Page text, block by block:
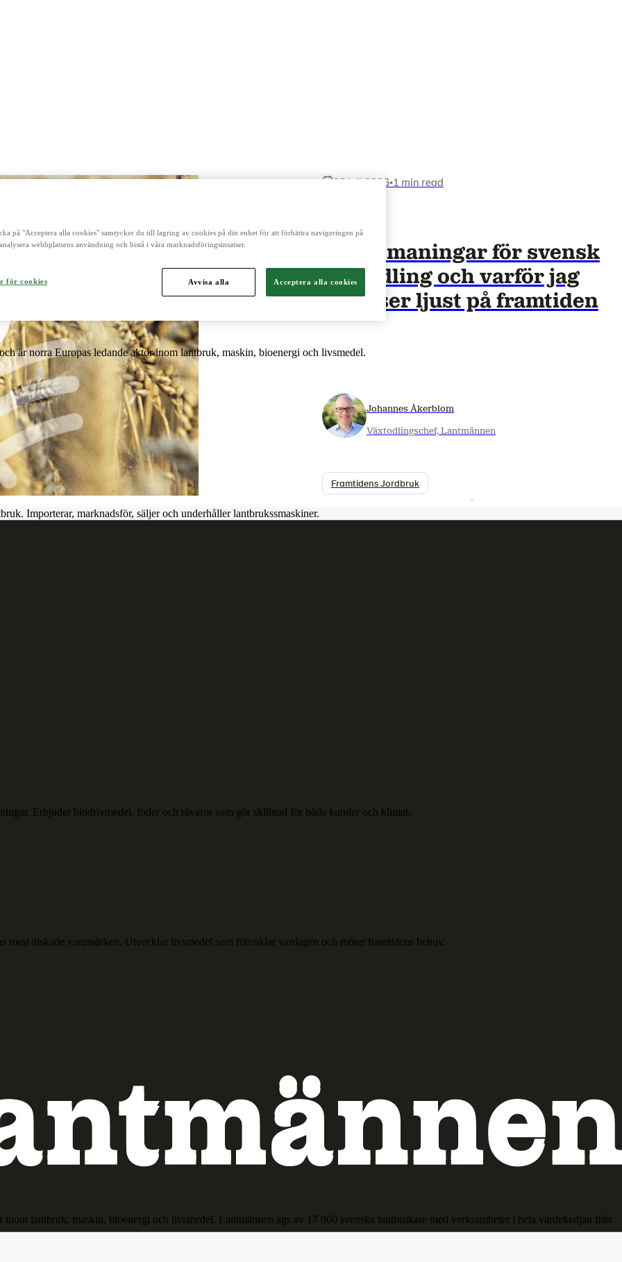
är norra Europas ledande aktör inom lantbruk, maskin, bioenergi och livsmedel.
Importerar, marknadsför, säljer och underhåller lantbrukssmaskiner.
Erbjuder biodrivmedel, foder och råvaror som gör skillnad för både kunder och klimat.
älskade varumärken. Utvecklar livsmedel som förenklar vardagen och möter framtidens behov.
lantbruk, maskin, bioenergi och livsmedel. Lantmännen ägs av 17 000 svenska lantbrukare med verksamheter i hela värdekedjan från
08 juli 2026•1 min read
Tre utmaningar för svensk
växtodling och varför jag
ändå ser ljust på framtiden
Johannes Åkerblom
Växtodlingschef, Lantmännen
Framtidens Jordbruk
på "Acceptera alla cookies" samtycker du till lagring av cookies på din enhet för att förbättra navigeringen på
webbplatsens användning och bistå i våra marknadsföringsinsatser.
för cookies Avvisa alla Acceptera alla cookies